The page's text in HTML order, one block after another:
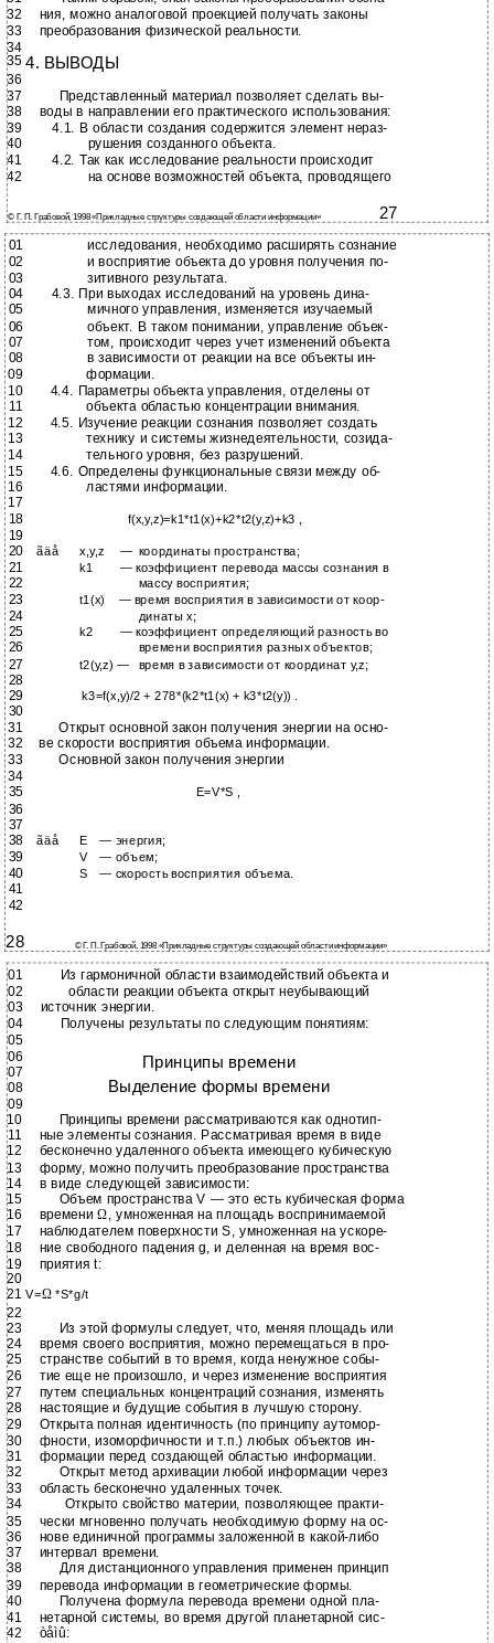
32
ния, можно аналоговой проекцией получать законы
33
преобразования физической реальности.
34
354. ВЫВОДЫ
36
37
Представленный материал позволяет сделать вы-
38
воды в направлении его практического использования:
39
4.1. В области создания содержится элемент нераз-
40
рушения созданного объекта.
41
4.2. Так как исследование реальности происходит
42
на основе возможностей объекта, проводящего
© Г. П. Грабовой, 1998 «Прикладные структуры создающей области информации» 27
01
исследования, необходимо расширять сознание
02
и восприятие объекта до уровня получения по-
03
зитивного результата.
04
4.3. При выходах исследований на уровень дина-
05
мичного управления, изменяется изучаемый
06
объект. В таком понимании, управление объек-
07
том, происходит через учет изменений объекта
08
в зависимости от реакции на все объекты ин-
09
формации.
10
4.4. Параметры объекта управления, отделены от
11
объекта областью концентрации внимания.
12
4.5. Изучение реакции сознания позволяет создать
13
технику и системы жизнедеятельности, созида-
14
тельного уровня, без разрушений.
15
4.6. Определены функциональные связи между об-
16
ластями информации.
17
18
f(x,y,z)=k1*t1(x)+k2*t2(y,z)+k3 ,
19
20
ãäå x,y,z — координаты пространства;
21 k1 — коэффициент перевода массы сознания в
22 массу восприятия;
23 t1(x) — время восприятия в зависимости от коор-
24 динаты х;
25 k2 — коэффициент определяющий разность во
26 времени восприятия разных объектов;
27 t2(y,z) — время в зависимости от координат y,z;
28
29
k3=f(x,y)/2 + 278*(k2*t1(x) + k3*t2(y)) .
30
31
Открыт основной закон получения энергии на осно-
32
ве скорости восприятия объема информации.
33
Основной закон получения энергии
34
35
E=V*S ,
36
37
38
ãäå E — энергия;
39 V — объем;
40 S — скорость восприятия объема.
41
42
28 © Г. П. Грабовой, 1998 «Прикладные структуры создающей области информации»
01
Из гармоничной области взаимодействий объекта и
02
области реакции объекта открыт неубывающий
03
источник энергии.
04
Получены результаты по следующим понятиям:
05
06
Принципы времени
07
Выделение формы времени
08
09
10
Принципы времени рассматриваются как однотип-
11
ные элементы сознания. Рассматривая время в виде
12
бесконечно удаленного объекта имеющего кубическую
13
форму, можно получить преобразование пространства
14
в виде следующей зависимости:
15
Объем пространства V — это есть кубическая форма
16
времениΩ, умноженная на площадь воспринимаемой
17
наблюдателем поверхности S, умноженная на ускоре-
18
ние свободного падения g, и деленная на время вос-
19
приятия t:
20
21V=Ω*S*g/t
22
23
Из этой формулы следует, что, меняя площадь или
24
время своего восприятия, можно перемещаться в про-
25
странстве событий в то время, когда ненужное собы-
26
тие еще не произошло, и через изменение восприятия
27
путем специальных концентраций сознания, изменять
28
настоящие и будущие события в лучшую сторону.
29
Открыта полная идентичность (по принципу аутомор-
30
фности, изоморфичности и т.п.) любых объектов ин-
31
формации перед создающей областью информации.
32
Открыт метод архивации любой информации через
33
область бесконечно удаленных точек.
34
Открыто свойство материи, позволяющее практи-
35
чески мгновенно получать необходимую форму на ос-
36
нове единичной программы заложенной в какой-либо
37
интервал времени.
38
Для дистанционного управления применен принцип
39
перевода информации в геометрические формы.
40
Получена формула перевода времени одной пла-
41
нетарной системы, во время другой планетарной сис-
42
òåìû: